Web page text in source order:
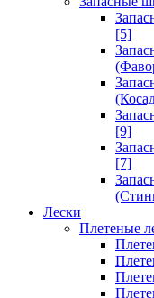
[5]
[9]
[7]
Лески
Плетеные